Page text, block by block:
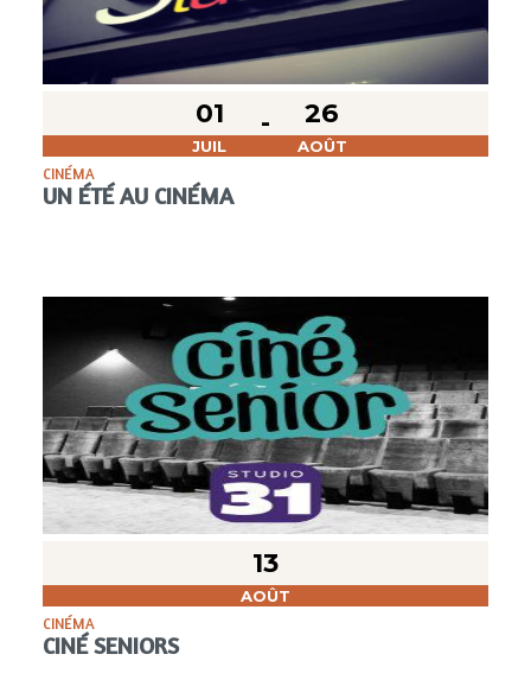
01
JUIL
26
AOÛT
CINÉMA
UN ÉTÉ AU CINÉMA
13
AOÛT
CINÉMA
CINÉ SENIORS